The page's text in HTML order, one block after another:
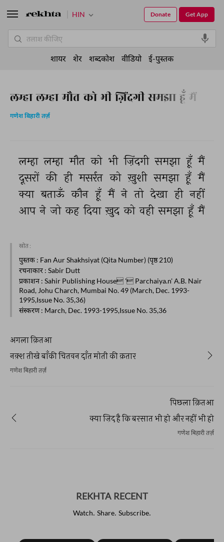
लम्हा लम्हा मौत को भी ज़िंदगी समझा हूँ मैं
गणेश बिहारी तर्ज़
लम्हा लम्हा मौत को भी ज़िंदगी समझा हूँ मैं
दूसरों की ही मसर्रत को ख़ुशी समझा हूँ मैं
क्या बताऊँ कौन हूँ मैं ने तो देखा ही नहीं
आप ने जो कह दिया ख़ुद को वही समझा हूँ मैं
स्रोत :
पुस्तक : Fan Aur Shakhsiyat (Qita Number) (पृष्ठ 210)
रचनाकार : Sabir Dutt
प्रकाशन : Sahir Publishing House ' Parchaiya.n' A.B. Nair
Road, Johu Charch, Mumbai No. 49 (March, Dec. 1993-
1995,Issue No. 35,36)
संस्करण: March, Dec. 1993-1995,Issue No. 35,36
अगला क़ितआ
नक़्श तीखे बाँकी चितवन दाँत मोती की क़तार
गणेश बिहारी तर्ज़
पिछला क़ितआ
क्या ज़िद है कि बरसात भी हो और नहीं भी हो
गणेश बिहारी तर्ज़
REKHTA RECENT
Watch. Share. Subscribe.
HIN Get App
Donate
शायर शेर शब्दकोश वीडियो ई-पुस्तक